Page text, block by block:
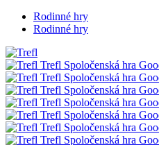
Rodinné hry
Rodinné hry